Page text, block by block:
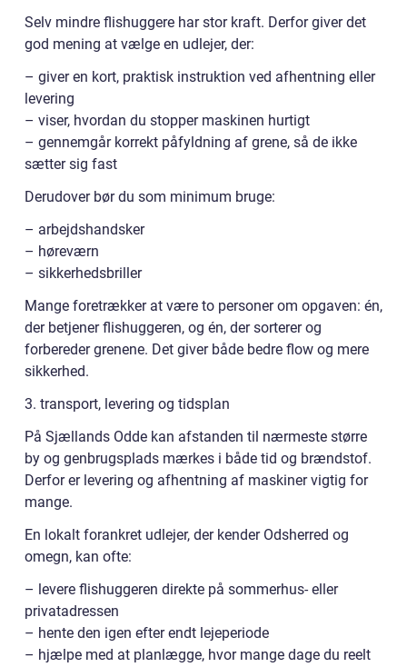
Selv mindre flishuggere har stor kraft. Derfor giver det
god mening at vælge en udlejer, der:
– giver en kort, praktisk instruktion ved afhentning eller
levering
– viser, hvordan du stopper maskinen hurtigt
– gennemgår korrekt påfyldning af grene, så de ikke
sætter sig fast
Derudover bør du som minimum bruge:
– arbejdshandsker
– høreværn
– sikkerhedsbriller
Mange foretrækker at være to personer om opgaven: én,
der betjener flishuggeren, og én, der sorterer og
forbereder grenene. Det giver både bedre flow og mere
sikkerhed.
3. transport, levering og tidsplan
På Sjællands Odde kan afstanden til nærmeste større
by og genbrugsplads mærkes i både tid og brændstof.
Derfor er levering og afhentning af maskiner vigtig for
mange.
En lokalt forankret udlejer, der kender Odsherred og
omegn, kan ofte:
– levere flishuggeren direkte på sommerhus- eller
privatadressen
– hente den igen efter endt lejeperiode
– hjælpe med at planlægge, hvor mange dage du reelt